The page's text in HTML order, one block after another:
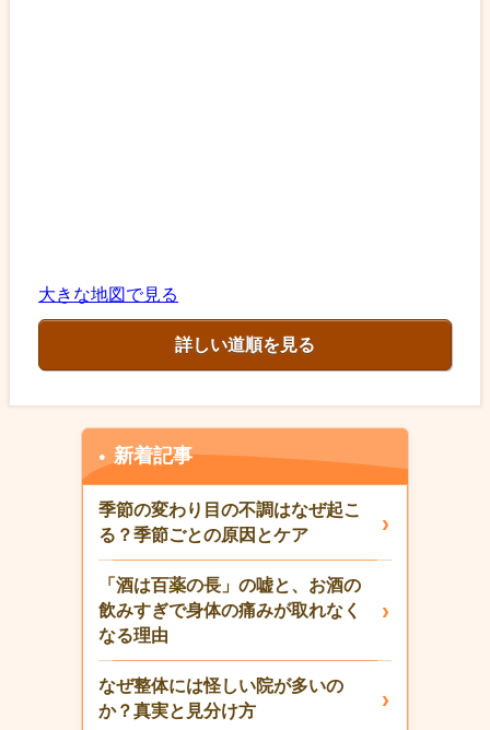
大きな地図で見る
詳しい道順を見る
新着記事
季節の変わり目の不調はなぜ起こ
る？季節ごとの原因とケア
「酒は百薬の長」の嘘と、お酒の
飲みすぎで身体の痛みが取れなく
なる理由
なぜ整体には怪しい院が多いの
か？真実と見分け方